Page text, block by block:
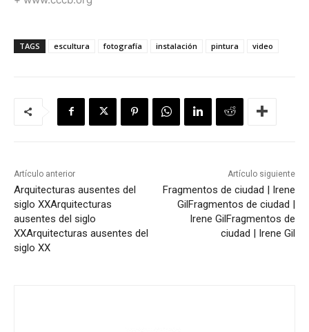
TAGS escultura fotografía instalación pintura video
Artículo anterior
Arquitecturas ausentes del
siglo XXArquitecturas
ausentes del siglo
XXArquitecturas ausentes del
siglo XX
Artículo siguiente
Fragmentos de ciudad | Irene
GilFragmentos de ciudad |
Irene GilFragmentos de
ciudad | Irene Gil